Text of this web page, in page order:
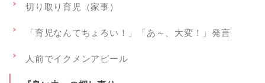
切り取り育児（家事）
「育児なんてちょろい！」「あ～、大変！」発言
人前でイクメンアピール